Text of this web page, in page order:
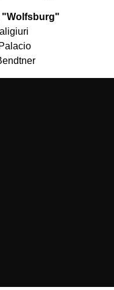
"Wolfsburg"